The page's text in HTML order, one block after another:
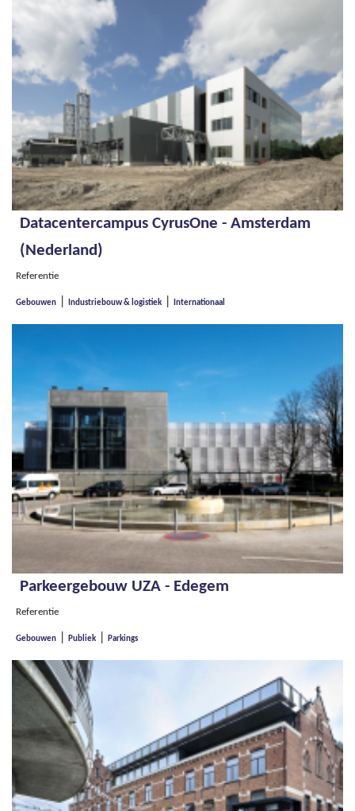
Datacentercampus CyrusOne - Amsterdam
(Nederland)
Referentie
Gebouwen Industriebouw & logistiek Internationaal
Parkeergebouw UZA - Edegem
Referentie
Gebouwen Publiek Parkings